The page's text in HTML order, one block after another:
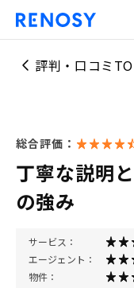
評判・口コミ
総合評価：
丁寧な説明
の強み
サービス：
エージェント：
物件：